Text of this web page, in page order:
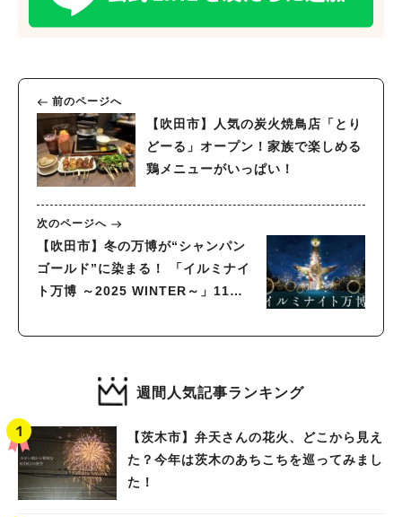
前のページへ
【吹田市】人気の炭火焼鳥店「とり
どーる」オープン！家族で楽しめる
鶏メニューがいっぱい！
次のページへ
【吹田市】冬の万博が“シャンパン
ゴールド”に染まる！ 「イルミナイ
ト万博 ～2025 WINTER～」11月
週間人気記事ランキング
【茨木市】弁天さんの花火、どこから見え
た？今年は茨木のあちこちを巡ってみまし
た！
#教えたい／教えて投稿記事
#あなたはどっち？